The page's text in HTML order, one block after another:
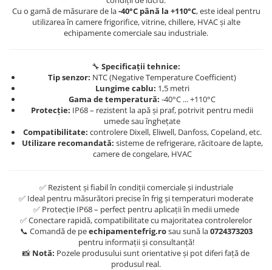
Cu o gamă de măsurare de la-40°C până la +110°C, este ideal pentru
utilizarea în camere frigorifice, vitrine, chillere, HVAC și alte
echipamente comerciale sau industriale.
🔧 Specificații tehnice:
Tip senzor: NTC (Negative Temperature Coefficient)
Lungime cablu: 1,5 metri
Gama de temperatură: -40°C ... +110°C
Protecție: IP68 – rezistent la apă și praf, potrivit pentru medii
umede sau înghețate
Compatibilitate: controlere Dixell, Eliwell, Danfoss, Copeland, etc.
Utilizare recomandată: sisteme de refrigerare, răcitoare de lapte,
camere de congelare, HVAC
✅ Rezistent și fiabil în condiții comerciale și industriale
✅ Ideal pentru măsurători precise în frig și temperaturi moderate
✅ Protecție IP68 – perfect pentru aplicații în medii umede
✅ Conectare rapidă, compatibilitate cu majoritatea controlerelor
📞 Comandă de peechipamentefrig.rosau sună la0724373203
pentru informații și consultanță!
📸 Notă: Pozele produsului sunt orientative și pot diferi față de
produsul real.